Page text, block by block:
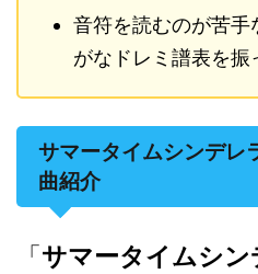
音符を読むのが苦手
がなドレミ譜表を振
サマータイムシンデ
曲紹介
「 サマータイムシン